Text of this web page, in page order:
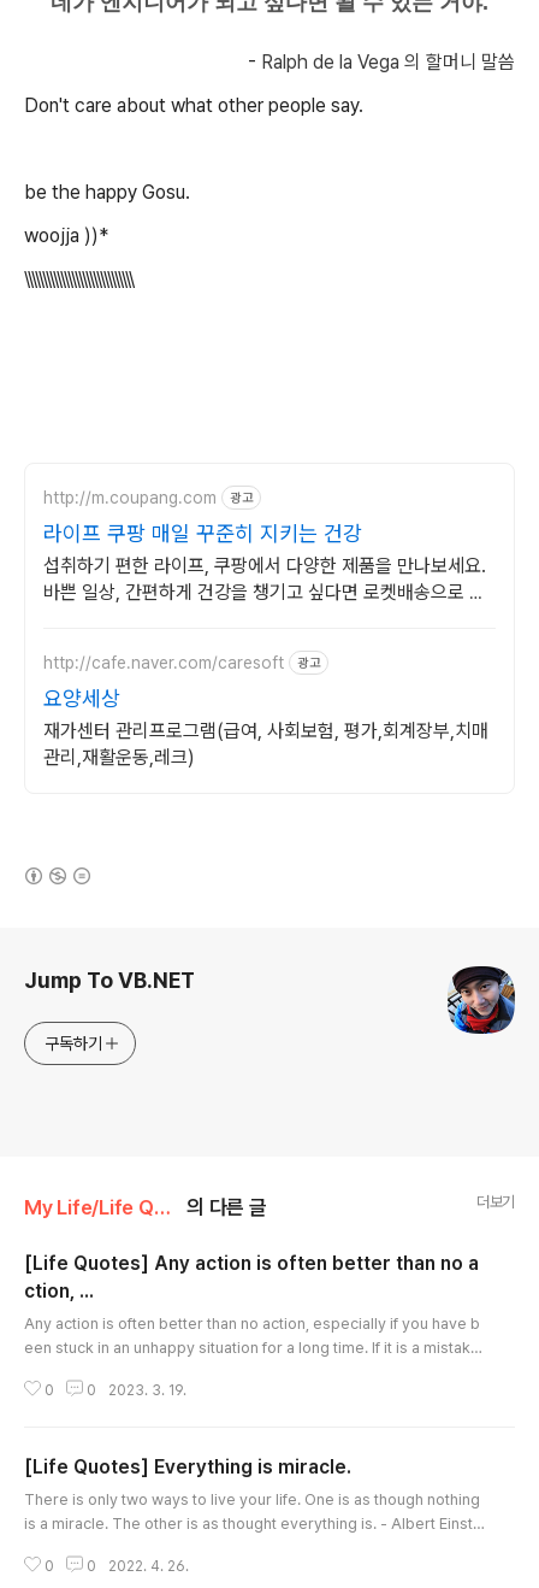
- Ralph de la Vega 의 할머니 말씀
Don't care about what other people say.
be the happy Gosu.
woojja ))*
\\\\\\\\\\\\\\\\\\\\\\\\\\\\\\
http://m.coupang.com 광고
라이프 쿠팡 매일 꾸준히 지키는 건강
섭취하기 편한 라이프, 쿠팡에서 다양한 제품을 만나보세요.
바쁜 일상, 간편하게 건강을 챙기고 싶다면 로켓배송으로 받
http://cafe.naver.com/caresoft 광고
요양세상
재가센터 관리프로그램(급여, 사회보험, 평가,회계장부,치매
관리,재활운동,레크)
Jump To VB.NET
구독하기
My Life/Life Quotes 의 다른 글 더보기
[Life Quotes] Any action is often better than no a
ction, ...
Any action is often better than no action, especially if you have b
een stuck in an unhappy situation for a long time. If it is a mistake,
e. If you remain stuck, you learn nothing. Eckhart Tolle be the hap
0 0 2023. 3. 19.
[Life Quotes] Everything is miracle.
There is only two ways to live your life. One is as though nothing
is a miracle. The other is as thought everything is. - Albert Einstei
아가는 방법이다. 다른 하나는 모두 기적이라고 생각하며 살아가는 방법이다. -
0 0 2022. 4. 26.